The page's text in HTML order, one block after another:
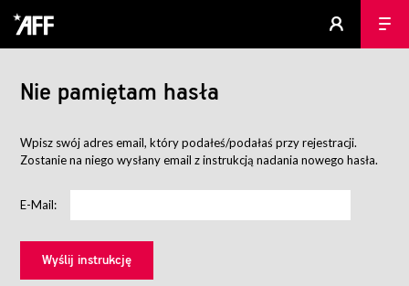
Nie pamiętam hasła
Wpisz swój adres email, który podałeś/podałaś przy rejestracji.
Zostanie na niego wysłany email z instrukcją nadania nowego hasła.
E-Mail: